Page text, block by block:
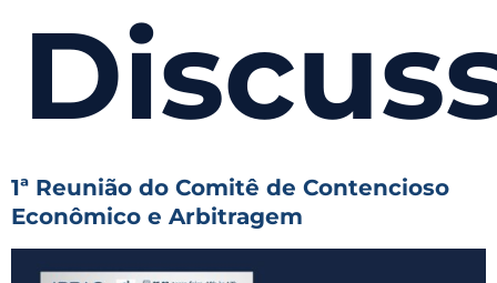
1ª Reunião do Comitê de Contencioso
Econômico e Arbitragem